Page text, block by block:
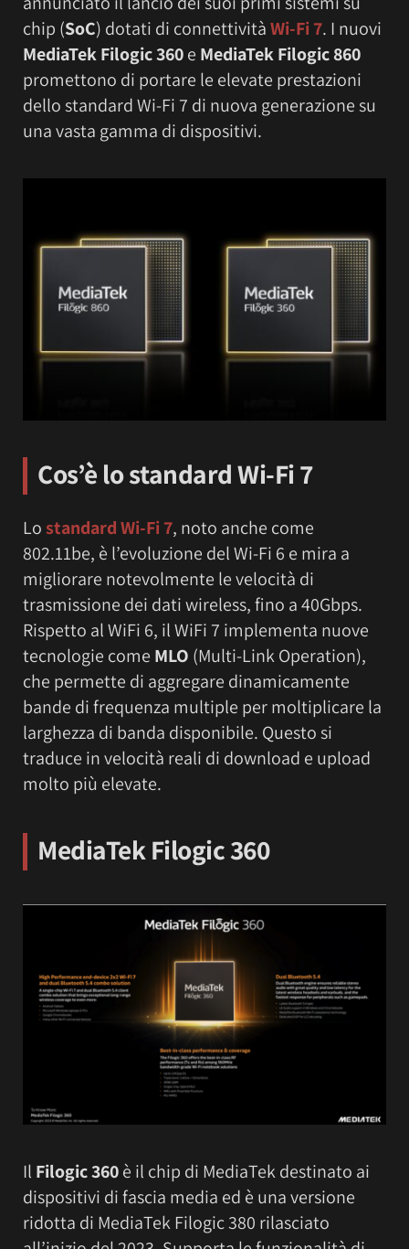
chip (SoC) dotati di connettivitàWi-Fi 7. I nuovi
MediaTek Filogic 360e MediaTek Filogic 860
promettono di portare le elevate prestazioni
dello standard Wi-Fi 7 di nuova generazione su
una vasta gamma di dispositivi.
Cos’è lo standard Wi-Fi 7
Lostandard Wi-Fi 7, noto anche come
802.11be, è l’evoluzione del Wi-Fi 6 e mira a
migliorare notevolmente le velocità di
trasmissione dei dati wireless, fino a 40Gbps.
Rispetto al WiFi 6, il WiFi 7 implementa nuove
tecnologie come MLO (Multi-Link Operation),
che permette di aggregare dinamicamente
bande di frequenza multiple per moltiplicare la
larghezza di banda disponibile. Questo si
traduce in velocità reali di download e upload
molto più elevate.
MediaTek Filogic 360
Il Filogic 360è il chip di MediaTek destinato ai
dispositivi di fascia media ed è una versione
ridotta di MediaTek Filogic 380 rilasciato